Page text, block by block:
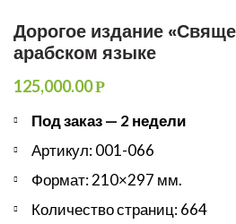
Дорогое издание
арабском языке
125,000.00Р
Под заказ — 2 недели
Артикул: 001-066
Формат: 210×297 мм.
Количество страниц: 664